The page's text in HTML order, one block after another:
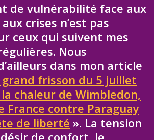
de vulnérabilité face aux
crises n’est pas
ceux qui suivent mes
Nous
dans mon article
grand frisson du 5 juillet
chaleur de Wimbledon,
France contre Paraguay
de liberté ». La tension